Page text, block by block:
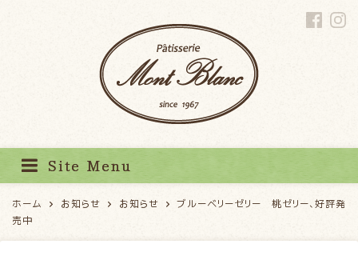
Site Menu
ホーム お知らせ お知らせ
ブルーベリーゼリー 桃ゼリー、好評発
売中